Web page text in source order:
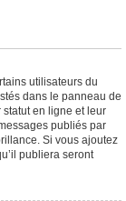
utilisateurs du
dans le panneau de
en ligne et leur
publiés par
Si vous ajoutez
publiera seront